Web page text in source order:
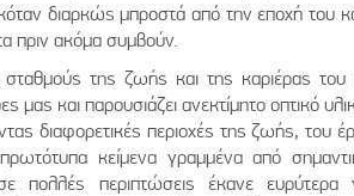
διαρκώς μπροστά από την εποχή του
πριν ακόμα συμβούν.
της ζωής και της καριέρας του
μας και παρουσιάζει ανεκτίμητο οπτικό
διαφορετικές περιοχές της ζωής, του
κείμενα γραμμένα από
πολλές περιπτώσεις έκανε